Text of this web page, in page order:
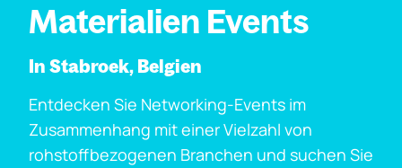
Materialien Events
In Stabroek, Belgien
Entdecken Sie Networking-Events im
Zusammenhang mit einer Vielzahl von
rohstoffbezogenen Branchen und suchen Sie